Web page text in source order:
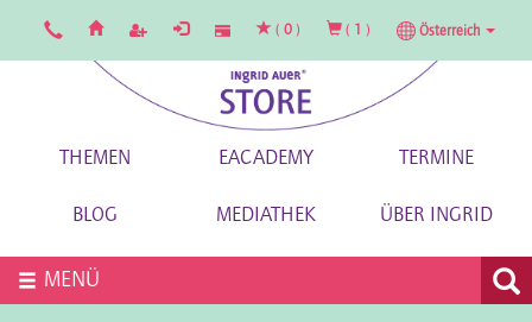
( 0 ) ( 1 ) Österreich
THEMEN EACADEMY TERMINE
BLOG MEDIATHEK ÜBER INGRID
MENÜ